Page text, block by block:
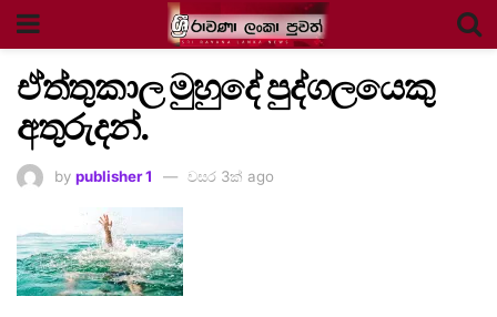
ඒත්තුකාල මුහුදේ පුද්ගලයෙකු
අතුරුදන්.
by publisher 1 වසර 3ක් ago